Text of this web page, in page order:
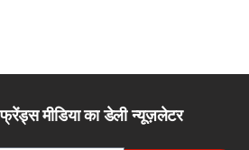
मीडिया का डेली न्यूज़लेटर